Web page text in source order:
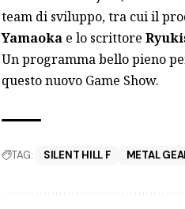
team di sviluppo, tra cui il
Yamaokae lo scrittore
Un programma bello pieno
questo nuovo Game Show.
TAG: SILENT HILL F METAL